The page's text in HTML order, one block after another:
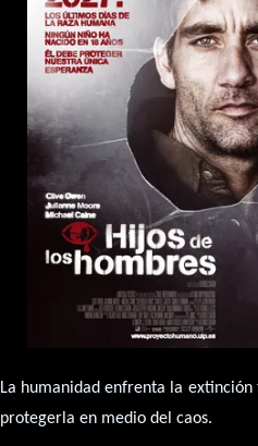
La humanidad enfrenta la extinción
protegerla en medio del caos.